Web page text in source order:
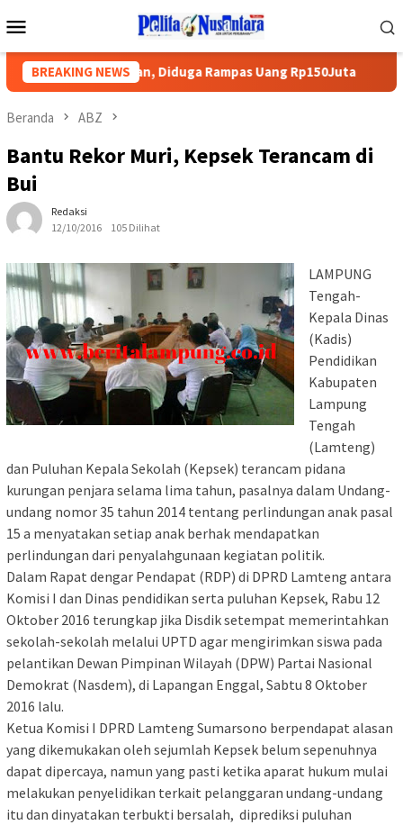
ke
Mobile
BREAKING NEWS
Pesawaran, Diduga Rampas Uang Rp150Juta
Beranda ABZ
Bantu Rekor Muri, Kepsek Terancam di
Bui
Redaksi
12/10/2016
105 Dilihat
LAMPUNG
Tengah-
Kepala Dinas
(Kadis)
Pendidikan
Kabupaten
Lampung
Tengah
(Lamteng)
dan Puluhan Kepala Sekolah (Kepsek) terancam pidana
kurungan penjara selama lima tahun, pasalnya dalam Undang-
undang nomor 35 tahun 2014 tentang perlindungan anak pasal
15 a menyatakan setiap anak berhak mendapatkan
perlindungan dari penyalahgunaan kegiatan politik.
Dalam Rapat dengar Pendapat (RDP) di DPRD Lamteng antara
Komisi I dan Dinas pendidikan serta puluhan Kepsek, Rabu 12
Oktober 2016 terungkap jika Disdik setempat memerintahkan
sekolah-sekolah melalui UPTD agar mengirimkan siswa pada
pelantikan Dewan Pimpinan Wilayah (DPW) Partai Nasional
Demokrat (Nasdem), di Lapangan Enggal, Sabtu 8 Oktober
2016 lalu.
Ketua Komisi I DPRD Lamteng Sumarsono berpendapat alasan
yang dikemukakan oleh sejumlah Kepsek belum sepenuhnya
dapat dipercaya, namun yang pasti ketika aparat hukum mulai
melakukan penyelidikan terkait pelanggaran undang-undang
itu dan dinyatakan terbukti bersalah, diprediksi puluhan